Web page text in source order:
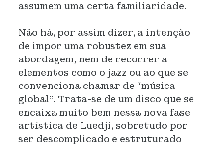
assumem uma certa familiaridade.
Não há, por assim dizer, a intenção
de impor uma robustez em sua
abordagem, nem de recorrer a
elementos como o jazz ou ao que se
convenciona chamar de “música
global”. Trata-se de um disco que se
encaixa muito bem nessa nova fase
artística de Luedji, sobretudo por
ser descomplicado e estruturado